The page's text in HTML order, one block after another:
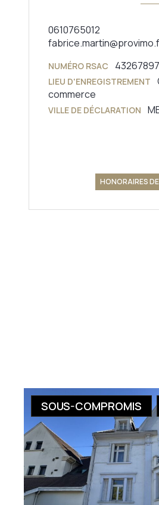
0610765012
NUMÉRO RSAC
LIEU D'ENREGISTREMENT
commerce
VILLE DE DÉCLARATION
HONORAIRES
SOUS-COMPROMIS